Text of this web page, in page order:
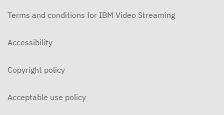
Terms and conditions for IBM Video Streaming
Accessibility
Copyright policy
Acceptable use policy